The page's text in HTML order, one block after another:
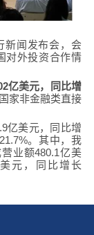
新闻发布会，会
对外投资合作情
亿美元，同比增
家非金融类直接
亿美元，同比增
。其中，我
业额480.1亿美
元，同比增长